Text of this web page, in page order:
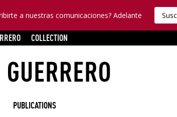
a nuestras comunicaciones? Adelante
COLLECTION
PUBLICATIONS